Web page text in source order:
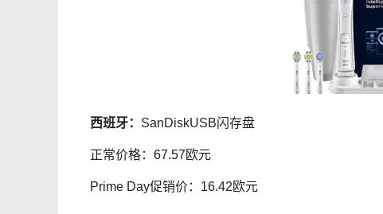
西班牙： SanDiskUSB闪存盘
正常价格：67.57欧元
Prime Day促销价：16.42欧元